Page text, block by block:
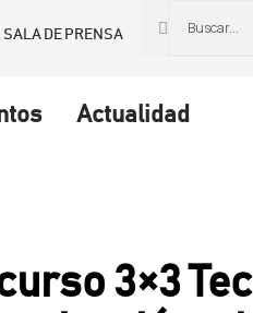
SALA DE PRENSA
Actualidad
3×3